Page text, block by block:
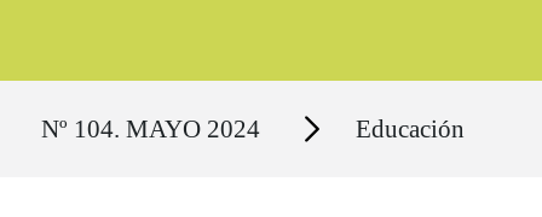
Nº 104. MAYO 2024 Secciones Educación